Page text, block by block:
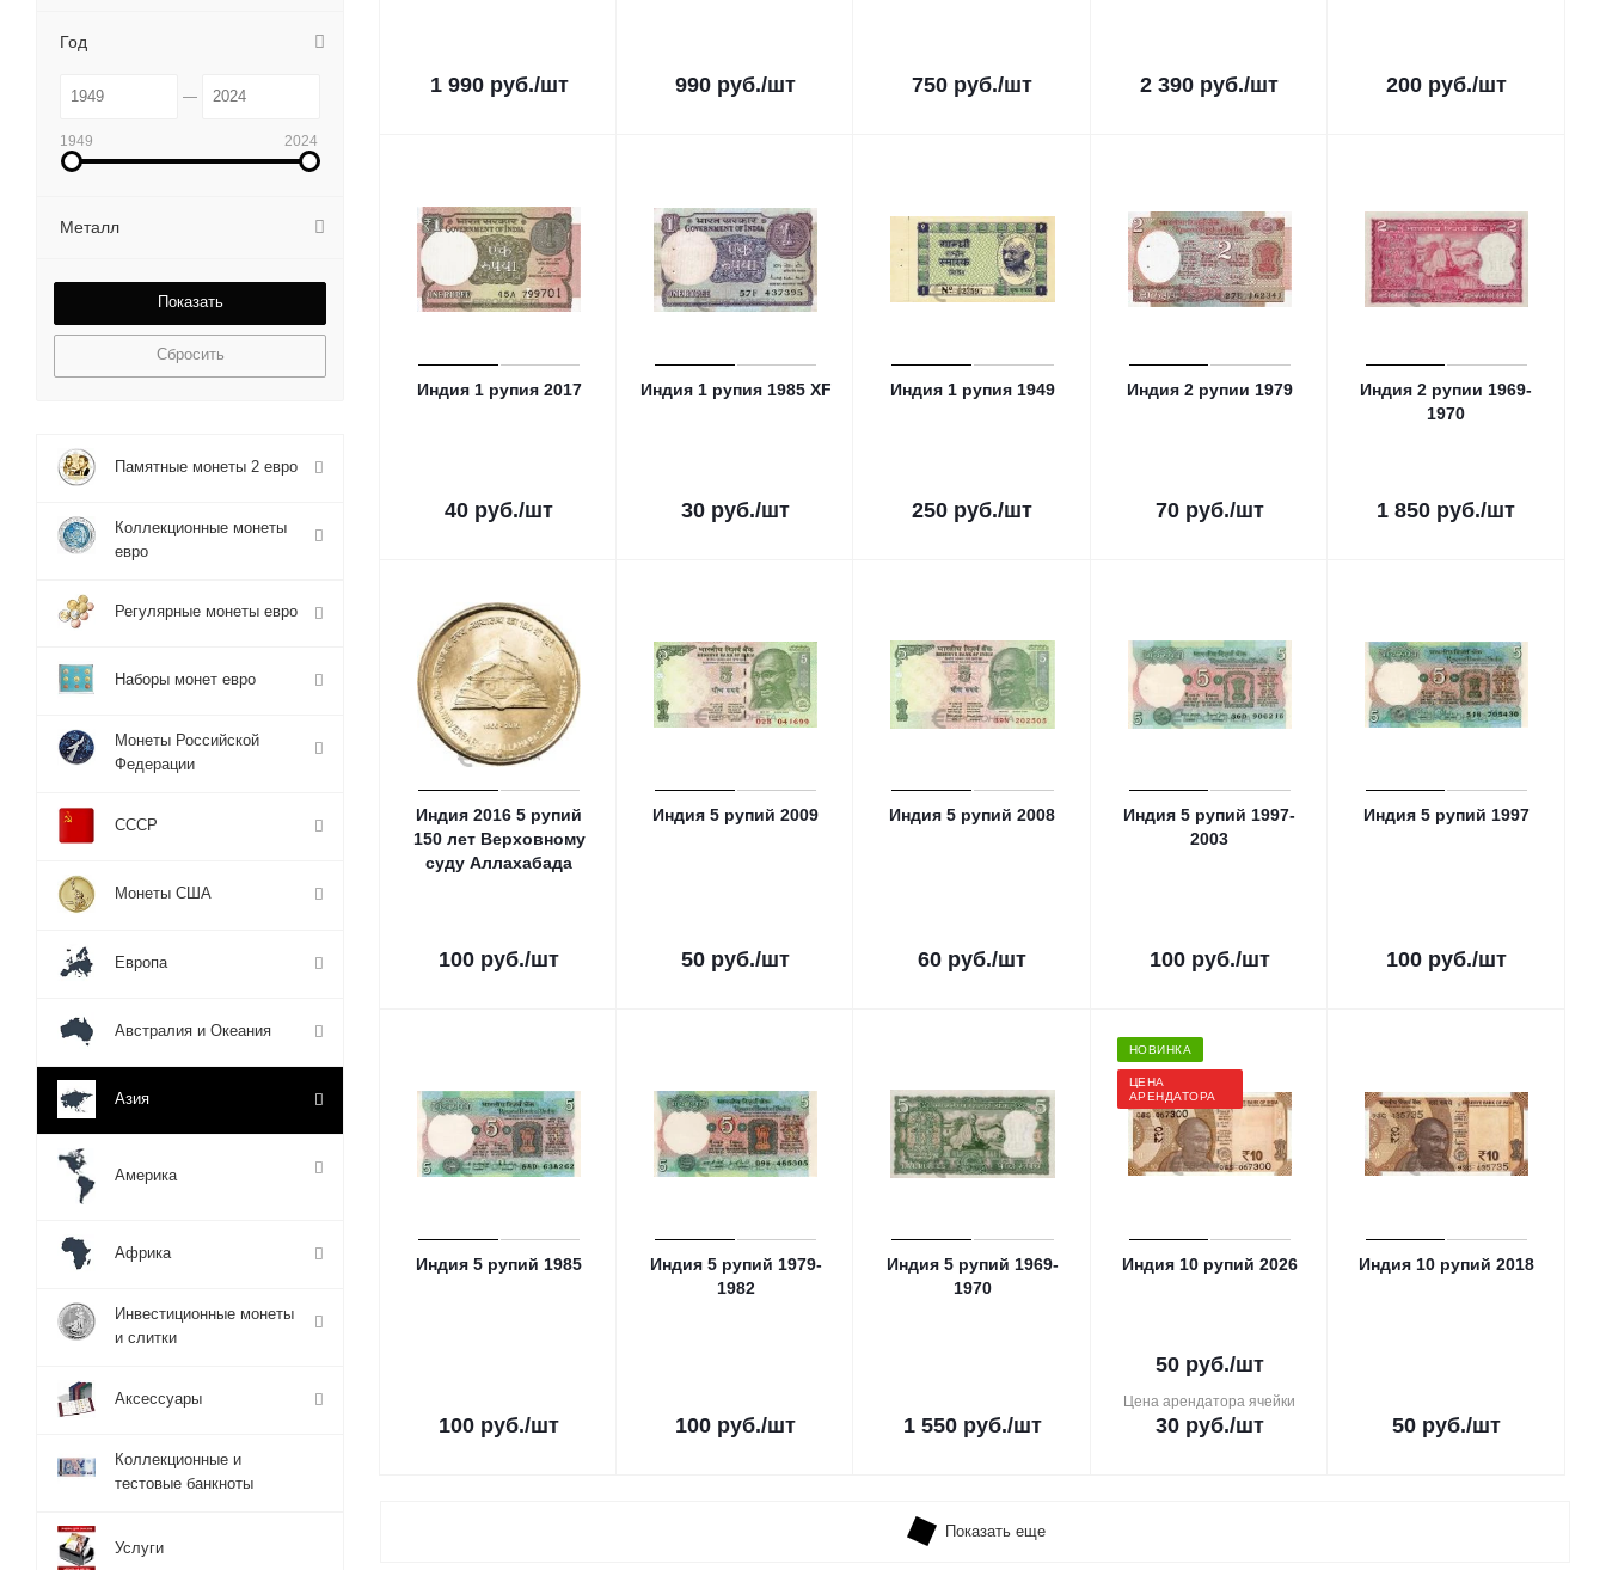
1 990руб./шт 990 руб./шт 750 руб./шт 2 390 руб./шт 200руб./шт
Индия 1 рупия 2017
40 руб./шт
Индия 1 рупия 1985 XF
30 руб./шт
Индия 1 рупия 1949
250 руб./шт
Индия 2 рупии 1979
70руб./шт
Индия 2 рупии 1969-
1970
1 850 руб./шт
Индия 2016 5 рупий
150 лет Верховному
суду Аллахабада
100 руб./шт
Индия 5 рупий 2009
50 руб./шт
Индия 5 рупий 2008
60 руб./шт
Индия 5 рупий 1997-
2003
100руб./шт
Индия 5 рупий 1997
100руб./шт
Индия 5 рупий 1985
100 руб./шт
Индия 5 рупий 1979-
1982
100 руб./шт
Индия 5 рупий 1969-
1970
1 550руб./шт
НОВИНКА
ЦЕНА
АРЕНДАТОРА
Индия 10 рупий 2026
50руб./шт
Цена арендатора ячейки
30руб./шт
Индия 10 рупий 2018
50руб./шт
Показать еще
Год
1949 2024
Металл
Сбросить
Памятные монеты 2 евро
Коллекционные монеты
евро
Регулярные монеты евро
Наборы монет евро
Монеты Российской
Федерации
СССР
Монеты США
Европа
Австралия и Океания
Азия
Америка
Африка
Инвестиционные монеты
и слитки
Аксессуары
Коллекционные и
тестовые банкноты
Услуги